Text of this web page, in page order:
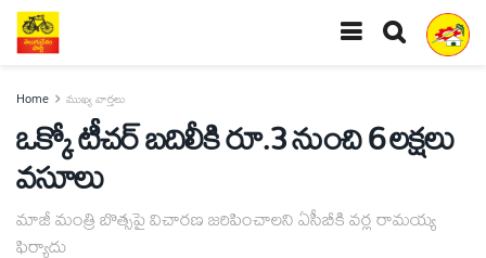
Home ముఖ్య వార్తలు
ఒక్కో టీచర్‌ బదిలీకి రూ.3 నుంచి 6 లక్షలు
వసూలు
మాజీ మంత్రి బొత్సపై విచారణ జరిపించాలని ఏసీబీకి వర్ల రామయ్య
ఫిర్యాదు